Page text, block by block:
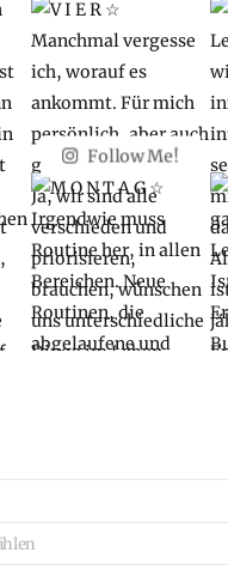
Follow Me!